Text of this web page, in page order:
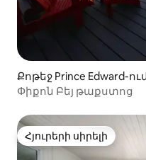
Քոթեջ Prince Edward-
Փիքոն Բեյ թաքստոց
Հյուրերի սիրելի
Հյուրերի սիրելի